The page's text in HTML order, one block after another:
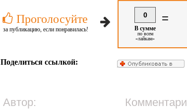
Проголосуйте
за публикацию, если понравилась!
0
В сумме
по всем
«лайкам»
=
Поделиться ссылкой:
Автор: